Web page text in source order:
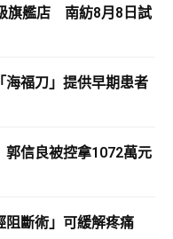
旗艦店 南紡8月8日試
福刀」提供早期患者
信良被控拿1072萬元
阻斷術」可緩解疼痛